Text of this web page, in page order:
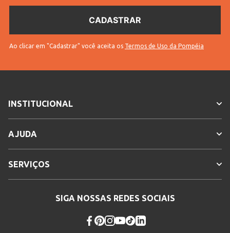
Ao clicar em "Cadastrar" você aceita os Termos de Uso da Pompéia
INSTITUCIONAL
AJUDA
SERVIÇOS
SIGA NOSSAS REDES SOCIAIS